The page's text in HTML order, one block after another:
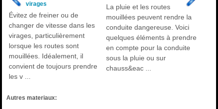
virages
Évitez de freiner ou de
changer de vitesse dans les
virages, particulièrement
lorsque les routes sont
mouillées. Idéalement, il
convient de toujours prendre
les v ...
La pluie et les routes
mouillées peuvent rendre la
conduite dangereuse. Voici
quelques éléments à prendre
en compte pour la conduite
sous la pluie ou sur
chauss&eac ...
Autres materiaux: